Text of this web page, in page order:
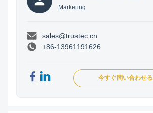
Marketing
sales@trustec.cn
+86-13961191626
今すぐ問い合わせる